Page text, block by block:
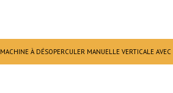
MACHINE À DÉSOPERCULER MANUELLE VERTICALE